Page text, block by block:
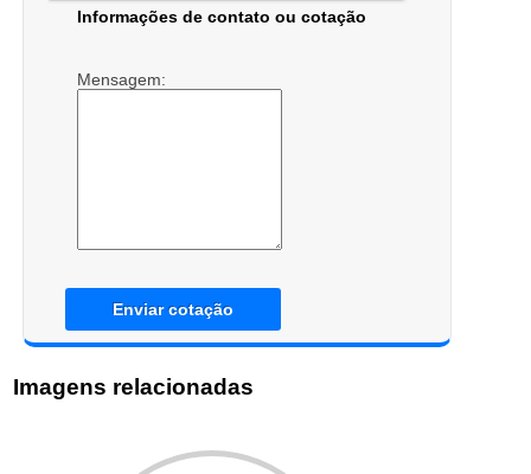
Informações de contato ou cotação
Mensagem:
Enviar cotação
Imagens relacionadas